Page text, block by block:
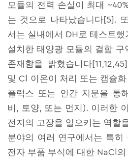
모듈의 전력 손실이 최대
는 것으로 나타났습니다[5].
서는 실내에서 DH로 테스트했
설치한 태양광 모듈의 결함 구
존재함을 밝혔습니다
및 Cl 이온이 처리 또는 캡슐
플럭스 또는 인간 지문을 통
비, 토양, 또는 먼지). 이러한
전지의 고장을 일으키는 역할
분야의 여러 연구에서는 특히
전자 부품 부식에 대한 NaCl